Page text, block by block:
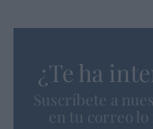
¿Te ha
Suscríbete a
en tu correo lo